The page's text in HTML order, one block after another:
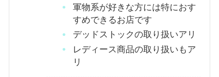
軍物系が好きな方には特におす
すめできるお店です
デッドストックの取り扱いアリ
レディース商品の取り扱いもア
リ